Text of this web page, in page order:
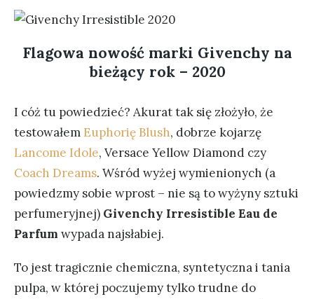
Flagowa nowość marki Givenchy na
bieżący rok – 2020
I cóż tu powiedzieć? Akurat tak się złożyło, że
testowałem Euphorię Blush, dobrze kojarzę
Lancome Idole, Versace Yellow Diamond czy
Coach Dreams. Wśród wyżej wymienionych (a
powiedzmy sobie wprost – nie są to wyżyny sztuki
perfumeryjnej) Givenchy Irresistible Eau de
Parfum wypada najsłabiej.
To jest tragicznie chemiczna, syntetyczna i tania
pulpa, w której poczujemy tylko trudne do